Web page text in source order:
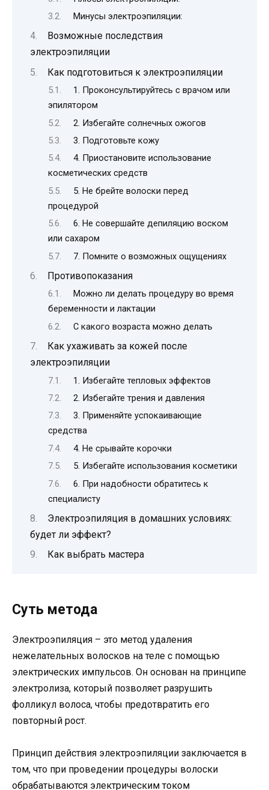
Минусы электроэпиляции:
Возможные последствия
электроэпиляции
Как подготовиться к электроэпиляции
1. Проконсультируйтесь с врачом или
эпилятором
2. Избегайте солнечных ожогов
3. Подготовьте кожу
4. Приостановите использование
косметических средств
5. Не брейте волоски перед
процедурой
6. Не совершайте депиляцию воском
или сахаром
7. Помните о возможных ощущениях
Противопоказания
Можно ли делать процедуру во время
беременности и лактации
С какого возраста можно делать
Как ухаживать за кожей после
электроэпиляции
1. Избегайте тепловых эффектов
2. Избегайте трения и давления
3. Применяйте успокаивающие
средства
4. Не срывайте корочки
5. Избегайте использования косметики
6. При надобности обратитесь к
специалисту
Электроэпиляция в домашних условиях:
будет ли эффект?
Как выбрать мастера
Суть метода
Электроэпиляция – это метод удаления
нежелательных волосков на теле с помощью
электрических импульсов. Он основан на принципе
электролиза, который позволяет разрушить
фолликул волоса, чтобы предотвратить его
повторный рост.
Принцип действия электроэпиляции заключается в
том, что при проведении процедуры волоски
обрабатываются электрическим током